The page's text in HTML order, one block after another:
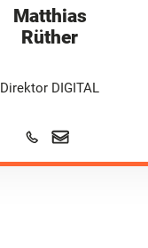
Matthias
Rüther
Direktor DIGITAL